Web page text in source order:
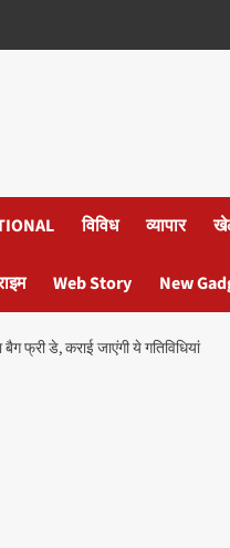
विविध व्यापार
Web Story New
फ्री डे, कराई जाएंगी ये गतिविधियां